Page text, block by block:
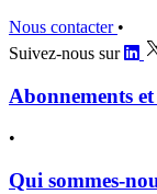
Nous contacter •
Suivez-nous sur
Abonnements
•
Qui sommes-